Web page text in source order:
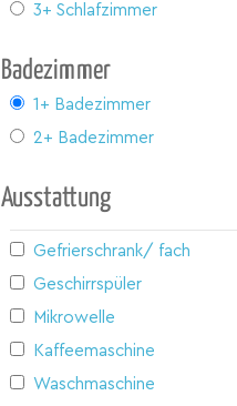
3+ Schlafzimmer
Badezimmer
1+ Badezimmer
2+ Badezimmer
Ausstattung
Gefrierschrank/ fach
Geschirrspüler
Mikrowelle
Kaffeemaschine
Waschmaschine